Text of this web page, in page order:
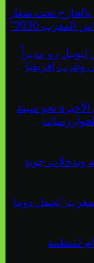
بالخارج تحت شعار
2030”
رو مديراً
وغرب إفريقيا
نحو سبتة
وتدخلات جوية
“تحمل دوما
لمنظمة